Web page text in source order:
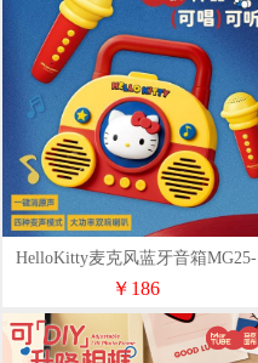
HelloKitty麦克风蓝牙音箱MG25-
68
￥186